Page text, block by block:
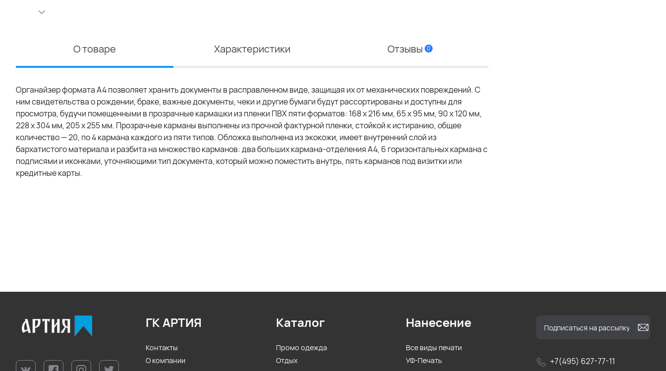
О товаре Характеристики Отзывы 0
Органайзер формата А4 позволяет хранить документы в расправленном виде, защищая их от механических повреждений. С
ним свидетельства о рождении, браке, важные документы, чеки и другие бумаги будут рассортированы и доступны для
просмотра, будучи помещенными в прозрачные кармашки из пленки ПВХ пяти форматов: 168 х 216 мм, 65 х 95 мм, 90 х 120 мм,
228 х 304 мм, 205 х 255 мм. Прозрачные карманы выполнены из прочной фактурной пленки, стойкой к истиранию, общее
количество — 20, по 4 кармана каждого из пяти типов. Обложка выполнена из экокожи, имеет внутренний слой из
бархатистого материала и разбита на множество карманов: два больших кармана-отделения А4, 6 горизонтальных кармана с
подписями и иконками, уточняющими тип документа, который можно поместить внутрь, пять карманов под визитки или
кредитные карты.
+7(495) 627-77-11
ГК АРТИЯ
Контакты
О компании
Каталог
Промо одежда
Отдых
Нанесение
Все виды печати
УФ-Печать